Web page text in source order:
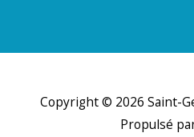
Copyright © 2026 Saint-
Propulsé